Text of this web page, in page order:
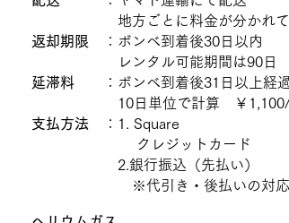
地方ごとに料金が分かれており
返却期限 ：ボンベ到着後30日以内
​ レンタル可能期間は90日
延滞料 ：ボンベ到着後31日以上経
10日単位で計算 ￥1,100/
支払方法 ：1. Square
クレジットカード
2.銀行振込（先払い）
※代引き・後払いの対応はし